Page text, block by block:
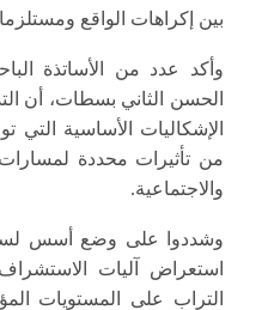
بين إكراهات الواقع
وأكد عدد من الأساتذة
الحسن الثاني بسطات، أن
الإشكاليات الأساسية التي
من تأثيرات محددة لمسارات
والاجتماعية.
وشددوا على وضع أسس
استعراض آليات
التراب على المستويات